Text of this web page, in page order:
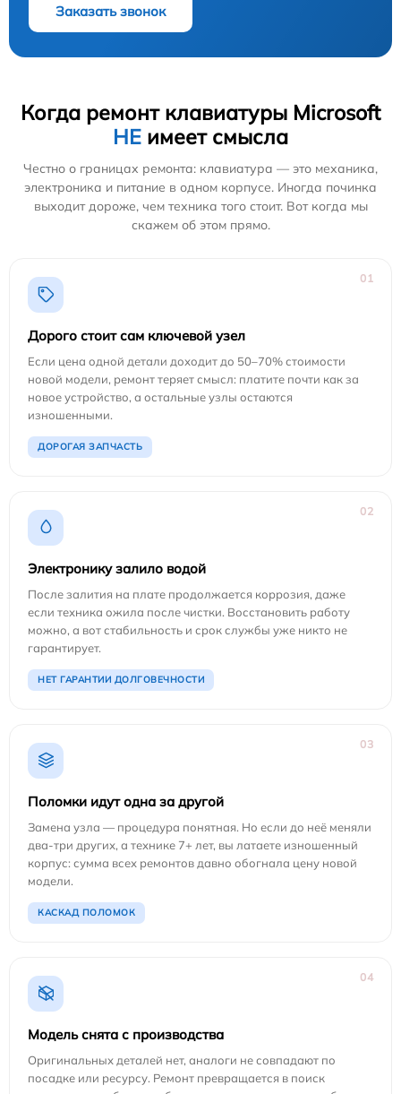
Заказать звонок
Когда ремонт клавиатуры Microsoft
НЕ имеет смысла
Честно о границах ремонта: клавиатура — это механика,
электроника и питание в одном корпусе. Иногда починка
выходит дороже, чем техника того стоит. Вот когда мы
скажем об этом прямо.
01
Дорого стоит сам ключевой узел
Если цена одной детали доходит до 50–70% стоимости
новой модели, ремонт теряет смысл: платите почти как за
новое устройство, а остальные узлы остаются
изношенными.
ДОРОГАЯ ЗАПЧАСТЬ
02
Электронику залило водой
После залития на плате продолжается коррозия, даже
если техника ожила после чистки. Восстановить работу
можно, а вот стабильность и срок службы уже никто не
гарантирует.
НЕТ ГАРАНТИИ ДОЛГОВЕЧНОСТИ
03
Поломки идут одна за другой
Замена узла — процедура понятная. Но если до неё меняли
два-три других, а технике 7+ лет, вы латаете изношенный
корпус: сумма всех ремонтов давно обогнала цену новой
модели.
КАСКАД ПОЛОМОК
04
Модель снята с производства
Оригинальных деталей нет, аналоги не совпадают по
посадке или ресурсу. Ремонт превращается в поиск